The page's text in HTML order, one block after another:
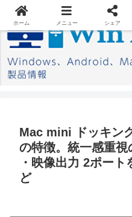
Mac mini ドッキン
の特徴。統一感重
・映像出力 2ポー
ど
ホーム メニュー シェア